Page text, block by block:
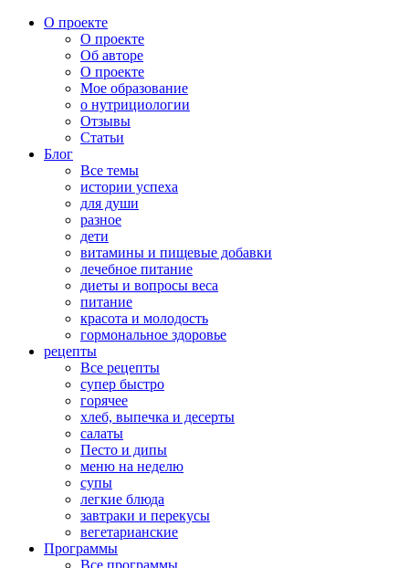
О проекте
О проекте
Об авторе
О проекте
Мое образование
о нутрициологии
Отзывы
Статьи
Блог
Все темы
истории успеха
для души
разное
дети
витамины и пищевые добавки
лечебное питание
диеты и вопросы веса
питание
красота и молодость
гормональное здоровье
рецепты
Все рецепты
супер быстро
горячее
хлеб, выпечка и десерты
салаты
Песто и дипы
меню на неделю
супы
легкие блюда
завтраки и перекусы
вегетарианские
Программы
Все программы